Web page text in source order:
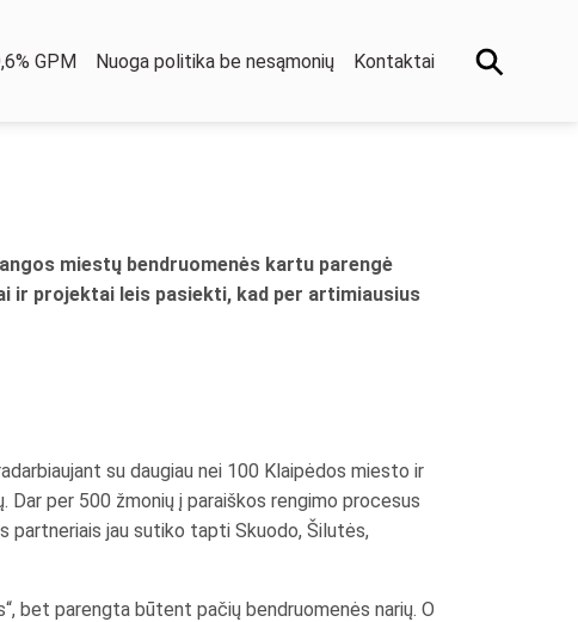
GPM Nuoga politika be nesąmonių Kontaktai
miestų bendruomenės kartu parengė
ir projektai leis pasiekti, kad per artimiausius
su daugiau nei 100 Klaipėdos miesto ir
per 500 žmonių į paraiškos rengimo procesus
partneriais jau sutiko tapti Skuodo, Šilutės,
bet parengta būtent pačių bendruomenės narių. O